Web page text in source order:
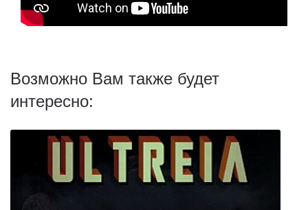
Возможно Вам также будет
интересно: